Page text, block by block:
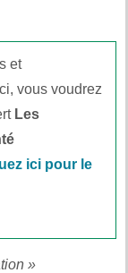
et
vous voudrez
Les
ici pour le
»